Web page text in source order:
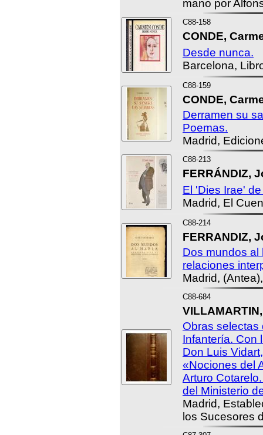
mano por
C88-158
CONDE,
Desde nunca.
Barcelona,
C88-159
CONDE,
Derramen su
Poemas.
Madrid,
C88-213
FERRÁNDIZ,
El 'Dies Irae'
Madrid, El
C88-214
FERRANDIZ,
Dos mundos al
relaciones
Madrid,
C88-684
Obras selectas
Infantería. Con
Don Luis
«Nociones del
Arturo
del Ministerio
Madrid,
los Sucesores